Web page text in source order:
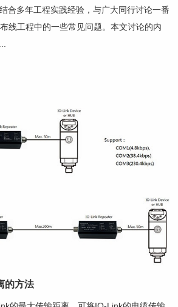
合多年工程实践经验，与广大同行讨论一番
线工程中的一些常见问题。本文讨论的内
的方法